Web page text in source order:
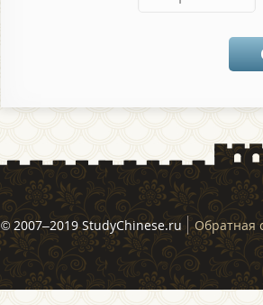
© 2007–2019 StudyChinese.ru Обратная